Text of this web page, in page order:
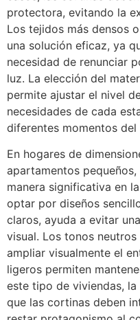
protectora, evitando la
Los tejidos más densos
una solución eficaz, ya
necesidad de renunciar
luz. La elección del
permite ajustar el nivel
necesidades de cada
diferentes momentos del
En hogares de
apartamentos
manera significativa en
optar por diseños
claros, ayuda a evitar
visual. Los tonos
ampliar visualmente el
ligeros permiten
este tipo de viviendas,
que las cortinas deben